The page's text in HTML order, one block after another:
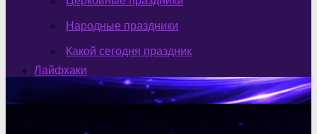
Народные праздники
Какой сегодня праздник
Лайфхаки